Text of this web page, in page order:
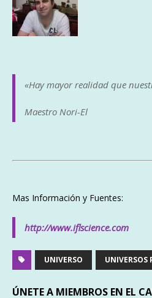
«Hay mayor realidad que
Maestro Nori-El
Mas Información y Fuentes:
http://www.iflscience.com
UNIVERSO UNIVERSOS
ÚNETE A MIEMBROS EN EL